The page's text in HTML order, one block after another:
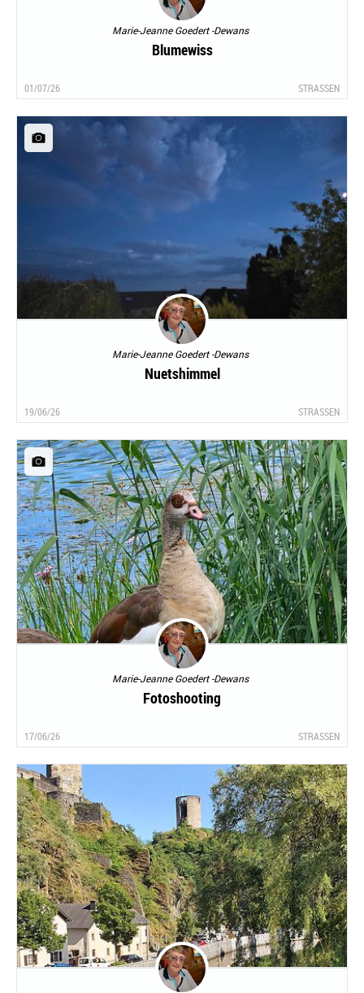
Marie-Jeanne Goedert -Dewans
Blumewiss
01/07/26 STRASSEN
Marie-Jeanne Goedert -Dewans
Nuetshimmel
19/06/26 STRASSEN
Marie-Jeanne Goedert -Dewans
Fotoshooting
17/06/26 STRASSEN